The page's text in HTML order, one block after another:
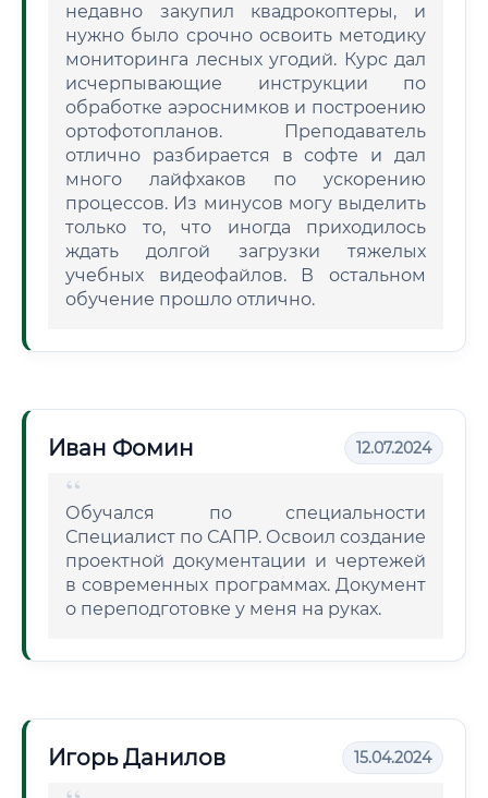
недавно закупил квадрокоптеры, и
нужно было срочно освоить методику
мониторинга лесных угодий. Курс дал
исчерпывающие инструкции по
обработке аэроснимков и построению
ортофотопланов. Преподаватель
отлично разбирается в софте и дал
много лайфхаков по ускорению
процессов. Из минусов могу выделить
только то, что иногда приходилось
ждать долгой загрузки тяжелых
учебных видеофайлов. В остальном
обучение прошло отлично.
Иван Фомин 12.07.2024
Обучался по специальности
Специалист по САПР. Освоил создание
проектной документации и чертежей
в современных программах. Документ
о переподготовке у меня на руках.
Игорь Данилов 15.04.2024